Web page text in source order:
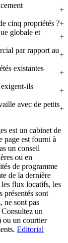
cinq propriétés ?
globale et
par rapport au
existantes
ils
avec de petits
est un cabinet de
page est fourni à
un conseil
ou en
de programme
de la dernière
les flux locatifs, les
présentés sont
ne sont pas
un
ou un courtier
Editorial